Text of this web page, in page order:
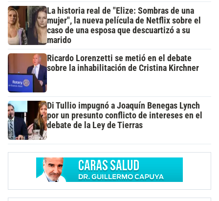
La historia real de "Elize: Sombras de una
mujer", la nueva película de Netflix sobre el
caso de una esposa que descuartizó a su
marido
Ricardo Lorenzetti se metió en el debate
sobre la inhabilitación de Cristina Kirchner
Di Tullio impugnó a Joaquín Benegas Lynch
por un presunto conflicto de intereses en el
debate de la Ley de Tierras